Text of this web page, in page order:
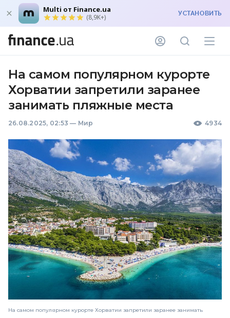
Multi от Finance.ua
(8,9K+) УСТАНОВИТЬ
На самом популярном курорте
Хорватии запретили заранее
занимать пляжные места
26.08.2025, 02:53 — Мир 4934
На самом популярном курорте Хорватии запретили заранее занимать